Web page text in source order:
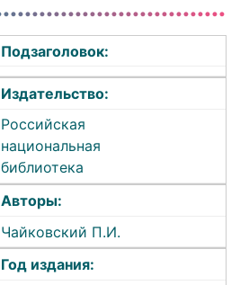
Подзаголовок:
Издательство:
Российская
национальная
библиотека
Авторы:
Чайковский П.И.
Год издания: